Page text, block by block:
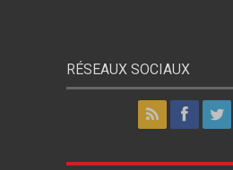
RÉSEAUX SOCIAUX